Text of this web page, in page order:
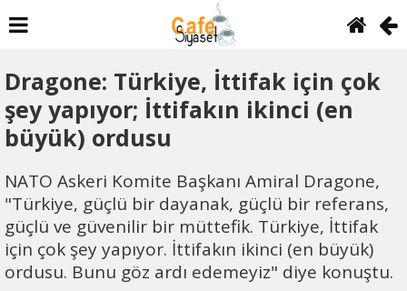
Dragone: Türkiye, İttifak için çok
şey yapıyor; İttifakın ikinci (en
büyük) ordusu
NATO Askeri Komite Başkanı Amiral Dragone,
"Türkiye, güçlü bir dayanak, güçlü bir referans,
güçlü ve güvenilir bir müttefik. Türkiye, İttifak
için çok şey yapıyor. İttifakın ikinci (en büyük)
ordusu. Bunu göz ardı edemeyiz" diye konuştu.